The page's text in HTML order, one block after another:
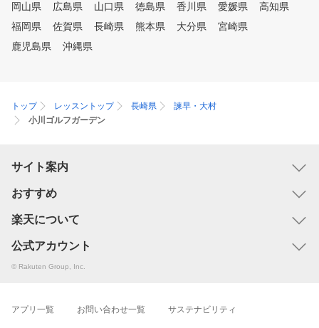
岡山県
広島県 山口県 徳島県 香川県 愛媛県
高知県
福岡県
佐賀県 長崎県 熊本県 大分県
宮崎県
鹿児島県
沖縄県
トップ レッスントップ 長崎県
諫早・大村
小川ゴルフガーデン
サイト案内
おすすめ
楽天について
公式アカウント
© Rakuten Group, Inc.
アプリ一覧 お問い合わせ一覧 サステナビリティ